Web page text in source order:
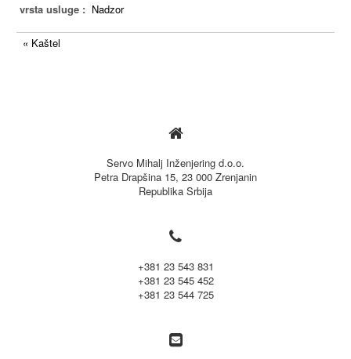
vrsta usluge : Nadzor
« Kaštel

Servo Mihalj Inženjering d.o.o.
Petra Drapšina 15, 23 000 Zrenjanin
Republika Srbija

+381 23 543 831
+381 23 545 452
+381 23 544 725
